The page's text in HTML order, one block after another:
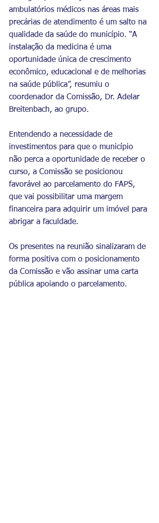
ambulatórios médicos nas áreas mais
precárias de atendimento é um salto na
qualidade da saúde do município. “A
instalação da medicina é uma
oportunidade única de crescimento
econômico, educacional e de melhorias
na saúde pública”, resumiu o
coordenador da Comissão, Dr. Adelar
Breitenbach, ao grupo.
Entendendo a necessidade de
investimentos para que o município
não perca a oportunidade de receber o
curso, a Comissão se posicionou
favorável ao parcelamento do FAPS,
que vai possibilitar uma margem
financeira para adquirir um imóvel para
abrigar a faculdade.
Os presentes na reunião sinalizaram de
forma positiva com o posicionamento
da Comissão e vão assinar uma carta
pública apoiando o parcelamento.